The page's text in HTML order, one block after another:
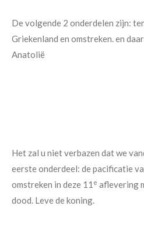
De volgende 2 onderdelen zijn:
Griekenland en omstreken. en
Anatolië
Het zal u niet verbazen dat we
eerste onderdeel: de pacificatie
omstreken in deze 11 e aflevering
dood. Leve de koning.